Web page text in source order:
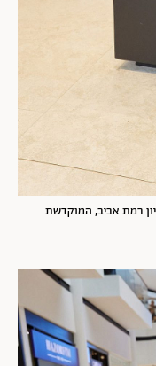
רמת אביב, המוקדשת